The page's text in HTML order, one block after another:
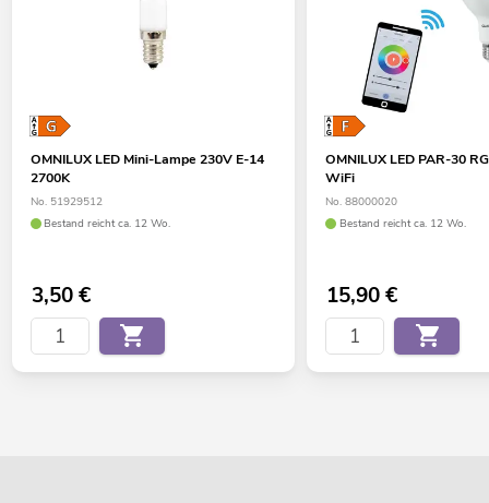
OMNILUX LED Mini-Lampe 230V E-14
2700K
No. 51929512
Bestand reicht ca. 12 Wo.
3,50€
OMNILUX LED PAR-30
WiFi
No. 88000020
Bestand reicht ca. 12 Wo.
15,90€